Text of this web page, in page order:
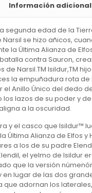
Información adicional
segunda edad de la
se hizo añicos,
la Última Alianza de
contra Sauron,
de Narsil.TM Isildur,TM
la empuñadura rota de
el Anillo Único del dedo
los lazos de su poder y
a la oscuridad.
y el casco que Isildur™
Última Alianza de Elfos y
a los de su padre
el yelmo de Isildur
que la versión
en lugar de las dos
que adornan los